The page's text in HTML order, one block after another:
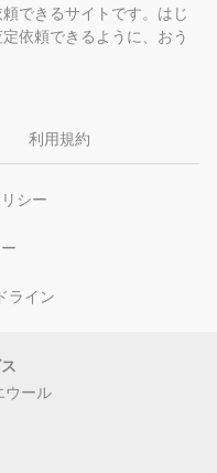
できるサイトです。はじ
依頼できるように、おう
利用規約
シー
ライン
ウール